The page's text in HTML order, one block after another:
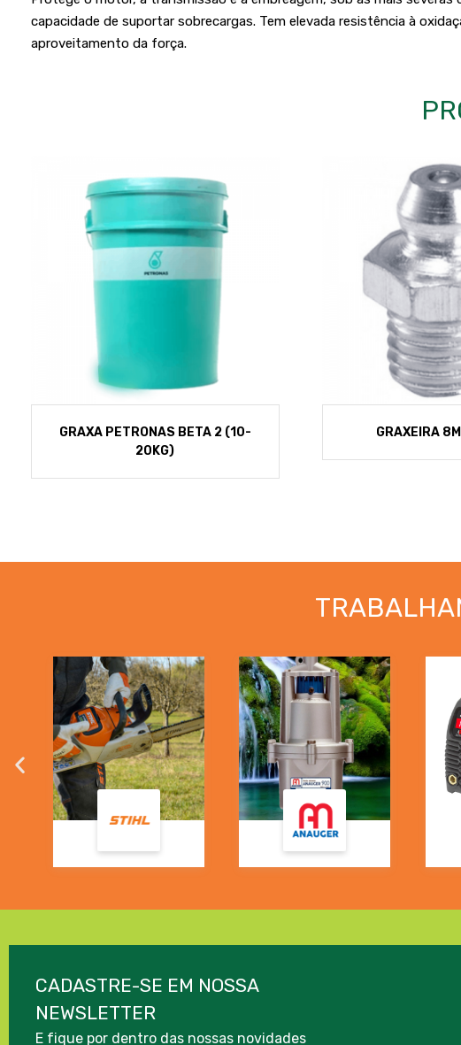
capacidade de suportar sobrecargas. Tem elevada resistência à
aproveitamento da força.
GRAXA PETRONAS BETA 2 (10-
20KG)
GRAXEIRA
CADASTRE-SE EM NOSSA
NEWSLETTER
E fique por dentro das nossas novidades